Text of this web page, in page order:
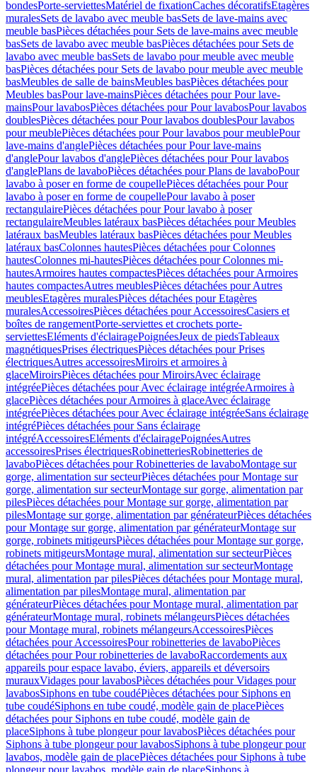
bondesPorte-serviettesMatériel de fixationCaches décoratifsEtagères
muralesSets de lavabo avec meuble basSets de lave-mains avec
meuble basPièces détachées pour Sets de lave-mains avec meuble
basSets de lavabo avec meuble basPièces détachées pour Sets de
lavabo avec meuble basSets de lavabo pour meuble avec meuble
basPièces détachées pour Sets de lavabo pour meuble avec meuble
basMeubles de salle de bainsMeubles basPièces détachées pour
Meubles basPour lave-mainsPièces détachées pour Pour lave-
mainsPour lavabosPièces détachées pour Pour lavabosPour lavabos
doublesPièces détachées pour Pour lavabos doublesPour lavabos
pour meublePièces détachées pour Pour lavabos pour meublePour
lave-mains d'anglePièces détachées pour Pour lave-mains
d'anglePour lavabos d'anglePièces détachées pour Pour lavabos
d'anglePlans de lavaboPièces détachées pour Plans de lavaboPour
lavabo à poser en forme de coupellePièces détachées pour Pour
lavabo à poser en forme de coupellePour lavabo à poser
rectangulairePièces détachées pour Pour lavabo à poser
rectangulaireMeubles latéraux basPièces détachées pour Meubles
latéraux basMeubles latéraux basPièces détachées pour Meubles
latéraux basColonnes hautesPièces détachées pour Colonnes
hautesColonnes mi-hautesPièces détachées pour Colonnes mi-
hautesArmoires hautes compactesPièces détachées pour Armoires
hautes compactesAutres meublesPièces détachées pour Autres
meublesEtagères muralesPièces détachées pour Etagères
muralesAccessoiresPièces détachées pour AccessoiresCasiers et
boîtes de rangementPorte-serviettes et crochets porte-
serviettesEléments d'éclairagePoignéesJeux de piedsTableaux
magnétiquesPrises électriquesPièces détachées pour Prises
électriquesAutres accessoiresMiroirs et armoires à
glaceMiroirsPièces détachées pour MiroirsAvec éclairage
intégréePièces détachées pour Avec éclairage intégréeArmoires à
glacePièces détachées pour Armoires à glaceAvec éclairage
intégréePièces détachées pour Avec éclairage intégréeSans éclairage
intégréPièces détachées pour Sans éclairage
intégréAccessoiresEléments d'éclairagePoignéesAutres
accessoiresPrises électriquesRobinetteriesRobinetteries de
lavaboPièces détachées pour Robinetteries de lavaboMontage sur
gorge, alimentation sur secteurPièces détachées pour Montage sur
gorge, alimentation sur secteurMontage sur gorge, alimentation par
pilesPièces détachées pour Montage sur gorge, alimentation par
pilesMontage sur gorge, alimentation par générateurPièces détachées
pour Montage sur gorge, alimentation par générateurMontage sur
gorge, robinets mitigeursPièces détachées pour Montage sur gorge,
robinets mitigeursMontage mural, alimentation sur secteurPièces
détachées pour Montage mural, alimentation sur secteurMontage
mural, alimentation par pilesPièces détachées pour Montage mural,
alimentation par pilesMontage mural, alimentation par
générateurPièces détachées pour Montage mural, alimentation par
générateurMontage mural, robinets mélangeursPièces détachées
pour Montage mural, robinets mélangeursAccessoiresPièces
détachées pour AccessoiresPour robinetteries de lavaboPièces
détachées pour Pour robinetteries de lavaboRaccordements aux
appareils pour espace lavabo, éviers, appareils et déversoirs
murauxVidages pour lavabosPièces détachées pour Vidages pour
lavabosSiphons en tube coudéPièces détachées pour Siphons en
tube coudéSiphons en tube coudé, modèle gain de placePièces
détachées pour Siphons en tube coudé, modèle gain de
placeSiphons à tube plongeur pour lavabosPièces détachées pour
Siphons à tube plongeur pour lavabosSiphons à tube plongeur pour
lavabos, modèle gain de placePièces détachées pour Siphons à tube
plongeur pour lavabos, modèle gain de placeSiphons à